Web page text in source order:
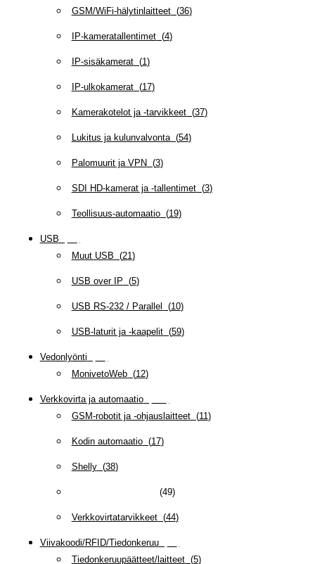
GSM/WiFi-hälytinlaitteet(36)
IP-kameratallentimet(4)
IP-sisäkamerat(1)
IP-ulkokamerat(17)
Kamerakotelot ja -tarvikkeet(37)
Lukitus ja kulunvalvonta(54)
Palomuurit ja VPN (3)
SDI HD-kamerat ja -tallentimet(3)
Teollisuus-automaatio(19)
USB
Muut USB (21)
USB over IP (5)
USB RS-232 / Parallel (10)
USB-laturit ja -kaapelit(59)
Vedonlyönti
MonivetoWeb(12)
Verkkovirta ja automaatio(
GSM-robotit ja -ohjauslaitteet(11)
Kodin automaatio(17)
Shelly(38)
(49)
Verkkovirtatarvikkeet(44)
Viivakoodi/RFID/Tiedonkeruu(
Tiedonkeruupäätteet/laitteet(5)